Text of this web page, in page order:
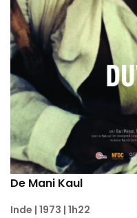
De Mani Kaul
Inde | 1973 | 1h22